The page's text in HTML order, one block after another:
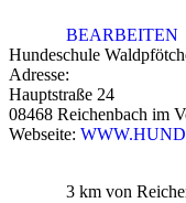
BEARBEITEN
Hundeschule
Adresse:
Hauptstraße 24
08468 Reichenbach im
Webseite:
3 km von